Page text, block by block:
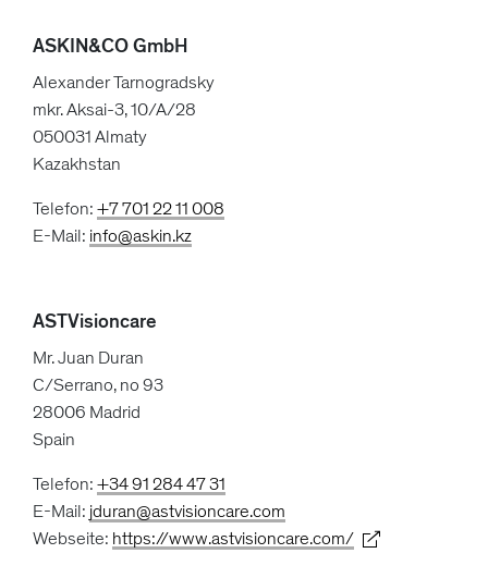
ASKIN&CO GmbH
Alexander Tarnogradsky
mkr. Aksai-3, 10/A/28
050031 Almaty
Kazakhstan
Telefon:+7 701 22 11 008
E-Mail: info@askin.kz
ASTVisioncare
Mr. Juan Duran
C/Serrano, no 93
28006 Madrid
Spain
Telefon:+34 91 284 47 31
E-Mail: jduran@astvisioncare.com
Webseite: https://www.astvisioncare.com/